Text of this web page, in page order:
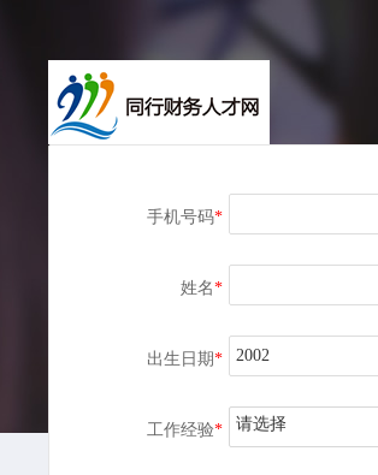
手机号码*
姓名*
出生日期*
工作经验* 请选择